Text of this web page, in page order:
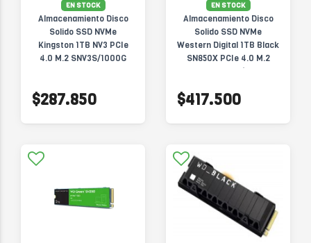
EN STOCK
Almacenamiento Disco
Solido SSD NVMe
Kingston 1TB NV3 PCIe
4.0 M.2 SNV3S/1000G
$287.850
EN STOCK
Almacenamiento Disco
Solido SSD NVMe
Western Digital 1TB Black
SN850X PCIe 4.0 M.2
7300MB/s
$417.500